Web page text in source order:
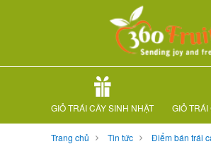
GIỎ TRÁI CÂY SINH NHẬT GIỎ
Trang chủ Tin tức Điểm bán trái